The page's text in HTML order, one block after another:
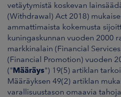
vetäytymistä koskevan
(Withdrawal) Act 2018)
ammattimaista kokemusta
kuningaskunnan vuoden 2000
markkinalain (Financial
(Financial Promotion) vuoden
("Määräys") 19(5) artiklan
Määräyksen 49(2) artiklan
varallisuustason omaavia